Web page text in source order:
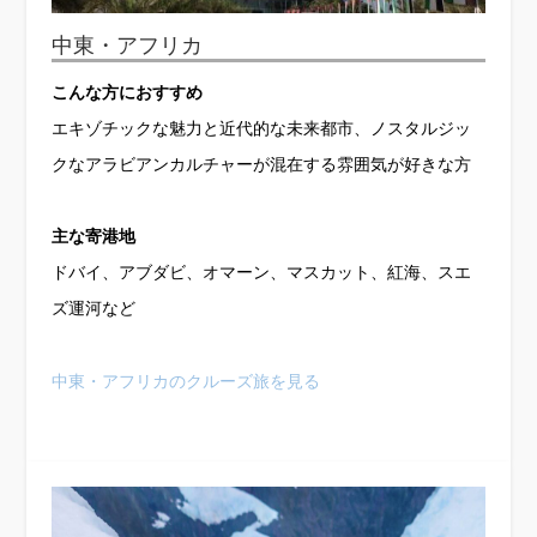
中東・アフリカ
こんな方におすすめ
エキゾチックな魅力と近代的な未来都市、ノスタルジッ
クなアラビアンカルチャーが混在する雰囲気が好きな方
主な寄港地
ドバイ、アブダビ、オマーン、マスカット、紅海、スエ
ズ運河など
中東・アフリカのクルーズ旅を見る